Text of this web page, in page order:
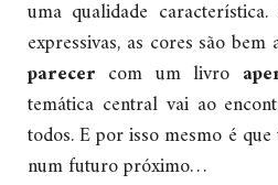
uma qualidade
expressivas, as cores são
parecer com um livro
temática central vai ao
todos. E por isso mesmo é
num futuro próximo…